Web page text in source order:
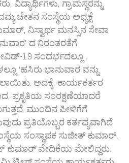
ನಿಸ್ವಾರ್ಥ ಮನಸ್ಸಿನ ಸೇವಾ
ದ ನಿರಂತರತೆಗೆ
19 ಸಂದರ್ಭದಲ್ಲೂ ,
‘ಹಸಿರು ಭಾನುವಾರ’ವನ್ನು
ಅದಕ್ಕೆ, ಕಾರ್ಯಕರ್ತರ
ಪ್ರಕೃತಿಯ ಸಂರಕ್ಷಣೆಯಾದರೆ
ಮುಂದಿನ ಪೀಳಿಗೆಗೆ
ಪ್ರತಿಯೊಬ್ಬರ ಕರ್ತವ್ಯವಾಗಿದೆ
ಸಂಸ್ಥಾಪಕ ಸುಜೀತ್ ಕುಮಾರ್,
ವೇದಿಕೆಯ ಮೇಲಿದ್ದರು.
ಟ್ರೀಸ್ ಸಂಸ್ಥೆಯ ಕಾರ್ಯಕರ್ತರು,
ಎಸ್.ಎಲ್.ಎನ್.